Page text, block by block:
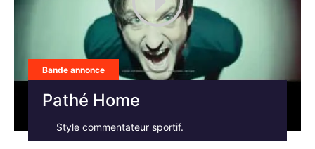
Bande annonce
Pathé Home
Style commentateur sportif.